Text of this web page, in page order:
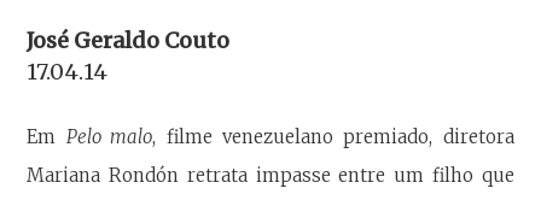
José Geraldo Couto
17.04.14
Em Pelo malo, filme venezuelano premiado, diretora
Mariana Rondón retrata impasse entre um filho que